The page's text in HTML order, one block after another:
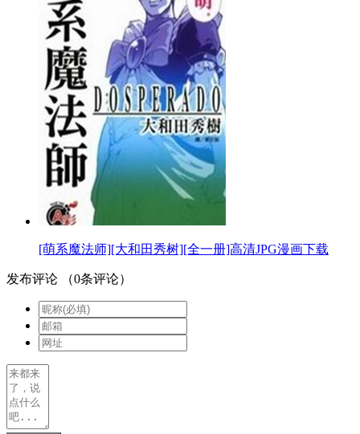
[萌系魔法师][大和田秀树][全一册]高清JPG漫画下载
发布评论 （0条评论）